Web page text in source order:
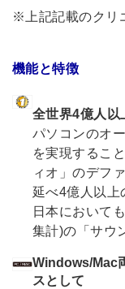
※上記記載のクリ
機能と特徴
全世界4億人
パソコンのオ
を実現するこ
ィオ」のデフ
延べ4億人以
日本において
集計)の「サウ
Windows/Mac
スとして